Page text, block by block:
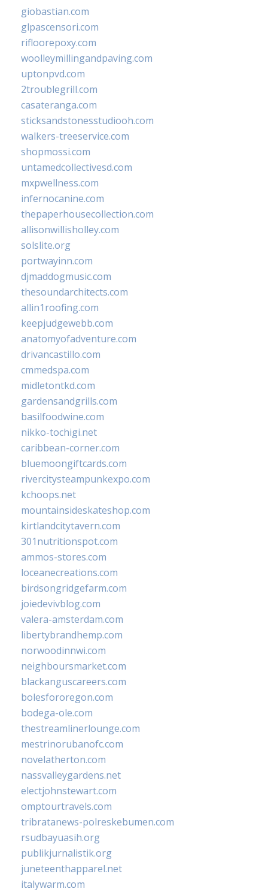
giobastian.com
glpascensori.com
rifloorepoxy.com
woolleymillingandpaving.com
uptonpvd.com
2troublegrill.com
casateranga.com
sticksandstonesstudiooh.com
walkers-treeservice.com
shopmossi.com
untamedcollectivesd.com
mxpwellness.com
infernocanine.com
thepaperhousecollection.com
allisonwillisholley.com
solslite.org
portwayinn.com
djmaddogmusic.com
thesoundarchitects.com
allin1roofing.com
keepjudgewebb.com
anatomyofadventure.com
drivancastillo.com
cmmedspa.com
midletontkd.com
gardensandgrills.com
basilfoodwine.com
nikko-tochigi.net
caribbean-corner.com
bluemoongiftcards.com
rivercitysteampunkexpo.com
kchoops.net
mountainsideskateshop.com
kirtlandcitytavern.com
301nutritionspot.com
ammos-stores.com
loceanecreations.com
birdsongridgefarm.com
joiedevivblog.com
valera-amsterdam.com
libertybrandhemp.com
norwoodinnwi.com
neighboursmarket.com
blackanguscareers.com
bolesfororegon.com
bodega-ole.com
thestreamlinerlounge.com
mestrinorubanofc.com
novelatherton.com
nassvalleygardens.net
electjohnstewart.com
omptourtravels.com
tribratanews-polreskebumen.com
rsudbayuasih.org
publikjurnalistik.org
juneteenthapparel.net
italywarm.com